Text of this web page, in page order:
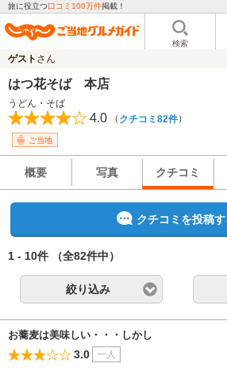
旅に役立つ口コミ100万件掲載！
検索
ゲスト さん
はつ花そば 本店
うどん・そば
4.0 （ クチコミ82件）
ご当地
概要 写真 クチコミ
クチコミを投稿す
1 - 10件 （全82件中）
絞り込み
お蕎麦は美味しい・・・しかし
3.0 一人